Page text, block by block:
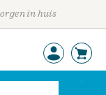
in huis